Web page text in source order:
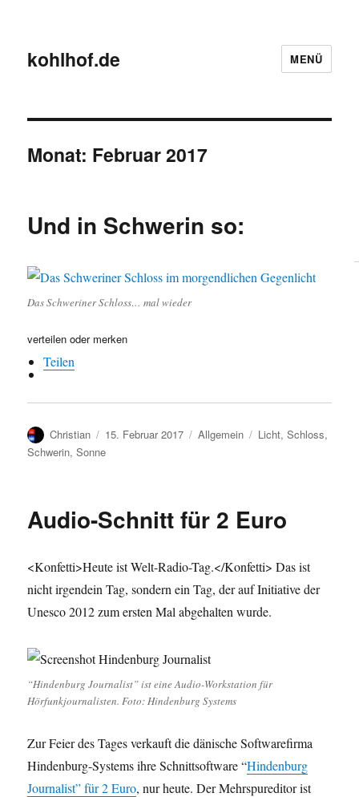
kohlhof.de MENÜ
Monat: Februar 2017
Und in Schwerin so:
Das Schweriner Schloss… mal wieder
verteilen oder merken
Teilen
Autor
Christian
Veröffentlicht
am
15. Februar 2017 Kategorien
Allgemein Schlagwörter
Licht,Schloss,
Schwerin,Sonne
Audio-Schnitt für 2 Euro
<Konfetti>Heute ist Welt-Radio-Tag.</Konfetti> Das ist
nicht irgendein Tag, sondern ein Tag, der auf Initiative der
Unesco 2012 zum ersten Mal abgehalten wurde.
“Hindenburg Journalist” ist eine Audio-Workstation für
Hörfunkjournalisten. Foto: Hindenburg Systems
Zur Feier des Tages verkauft die dänische Softwarefirma
Hindenburg-Systems ihre Schnittsoftware “Hindenburg
Journalist” für 2 Euro, nur heute. Der Mehrspureditor ist